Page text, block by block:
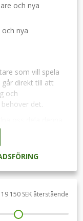
och nya
nya
som vill spela
direkt till att
och
det.
medier och
göra vårt team
19 150 SEK återstående